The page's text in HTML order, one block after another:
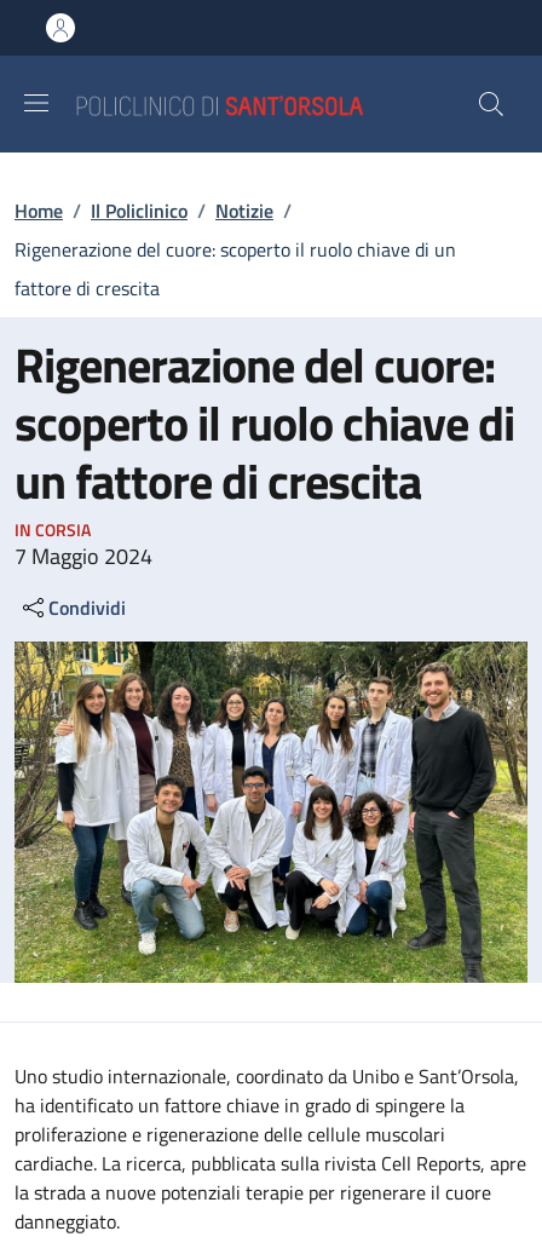
al contenuto principale
to footer content
Briciole di pane
Home / Il Policlinico / Notizie /
Rigenerazione del cuore: scoperto il ruolo chiave di un
fattore di crescita
Rigenerazione del cuore:
scoperto il ruolo chiave di
un fattore di crescita
IN CORSIA
7 Maggio 2024
Condividi
Uno studio internazionale, coordinato da Unibo e Sant’Orsola,
ha identificato un fattore chiave in grado di spingere la
proliferazione e rigenerazione delle cellule muscolari
cardiache. La ricerca, pubblicata sulla rivista Cell Reports, apre
la strada a nuove potenziali terapie per rigenerare il cuore
danneggiato.